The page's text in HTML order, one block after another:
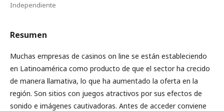
Independiente
Resumen
Muchas empresas de casinos on line se están estableciendo
en Latinoamérica como producto de que el sector ha crecido
de manera llamativa, lo que ha aumentado la oferta en la
región. Son sitios con juegos atractivos por sus efectos de
sonido e imágenes cautivadoras. Antes de acceder conviene